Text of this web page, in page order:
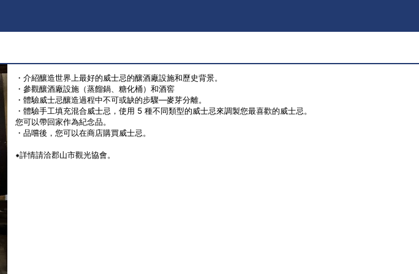
・介紹釀造世界上最好的威士忌的釀酒廠設施和歷史背景。
・參觀釀酒廠設施（蒸餾鍋、糖化桶）和酒窖
・體驗威士忌釀造過程中不可或缺的步驟—麥芽分離。
・體驗手工填充混合威士忌，使用 5 種不同類型的威士忌來調製您最喜歡的威士忌。
您可以帶回家作為紀念品。
・品嚐後，您可以在商店購買威士忌。
⁕詳情請洽郡山市觀光協會。